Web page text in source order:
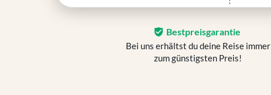
Bestpreisgarantie
Bei uns erhältst du deine Reise immer
zum günstigsten Preis!